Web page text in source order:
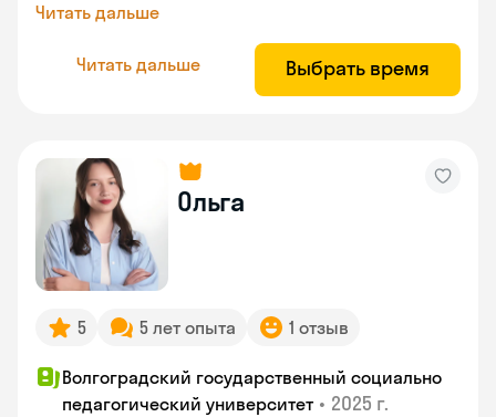
Читать дальше
Читать дальше Выбрать время
Ольга
5 5 лет опыта 1 отзыв
Волгоградский государственный социально
педагогический университет • 2025 г.